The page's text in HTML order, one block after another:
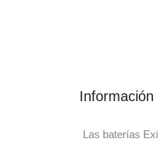
Información
Las baterías